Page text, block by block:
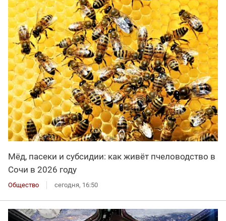
Мёд, пасеки и субсидии: как живёт пчеловодство в
Сочи в 2026 году
Общество сегодня, 16:50